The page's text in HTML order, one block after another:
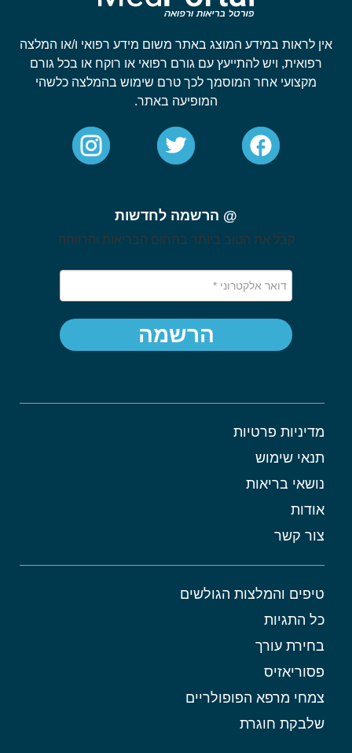
אין לראות במידע המוצג באתר משום מידע רפואי ו/או המלצה
רפואית, ויש להתייעץ עם גורם רפואי או רוקח או בכל גורם
מקצועי אחר המוסמך לכך טרם שימוש בהמלצה כלשהי
המופיעה באתר.
מדיניות פרטיות
תנאי שימוש
נושאי בריאות
אודות
צור קשר
טיפים והמלצות הגולשים
כל התגיות
בחירת עורך
פסוריאזיס
צמחי מרפא הפופולריים
שלבקת חוגרת
@ הרשמה לחדשות
קבל את הטוב ביותר בתחום הבריאות והרווחה
הרשמה